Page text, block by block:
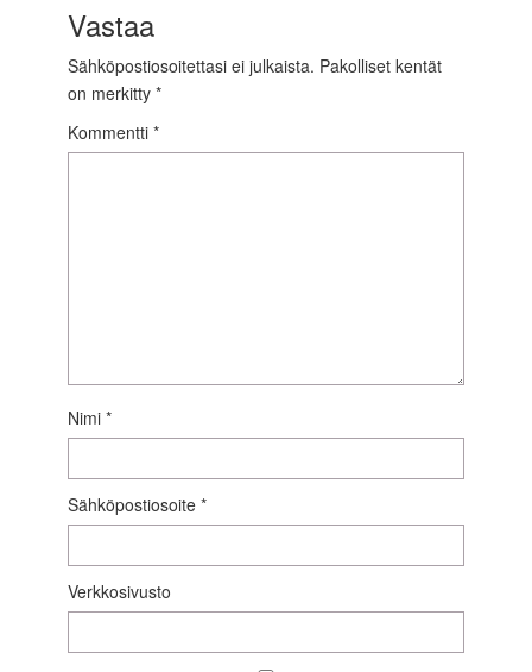
Vastaa
Sähköpostiosoitettasi ei julkaista. Pakolliset kentät
on merkitty *
Kommentti *
Nimi *
Sähköpostiosoite *
Verkkosivusto